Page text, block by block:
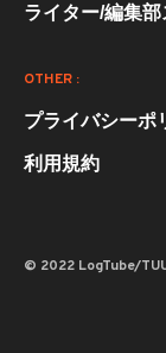
ライター/編集
OTHER :
プライバシーポ
利用規約
© 2022 LogTube/